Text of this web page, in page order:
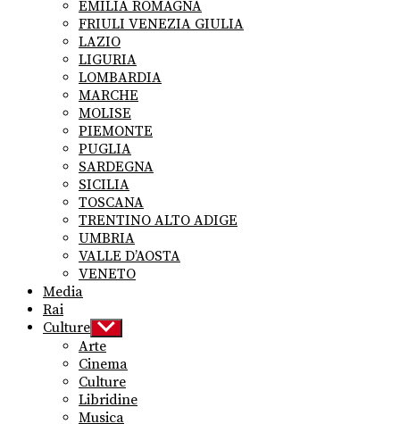
EMILIA ROMAGNA
FRIULI VENEZIA GIULIA
LAZIO
LIGURIA
LOMBARDIA
MARCHE
MOLISE
PIEMONTE
PUGLIA
SARDEGNA
SICILIA
TOSCANA
TRENTINO ALTO ADIGE
UMBRIA
VALLE D’AOSTA
VENETO
Media
Rai
Culture Show
sub
menu
Arte
Cinema
Culture
Libridine
Musica